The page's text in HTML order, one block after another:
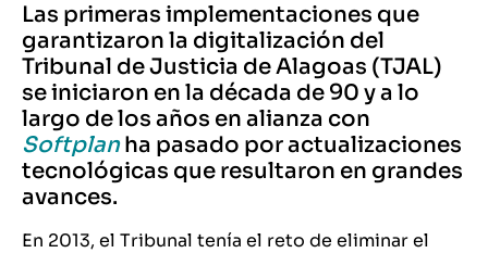
Las primeras implementaciones que
garantizaron la digitalización del
Tribunal de Justicia de Alagoas (TJAL)
se iniciaron en la década de 90 y a lo
largo de los años en alianza con
Softplan ha pasado por actualizaciones
tecnológicas que resultaron en grandes
avances.
En 2013, el Tribunal tenía el reto de eliminar el